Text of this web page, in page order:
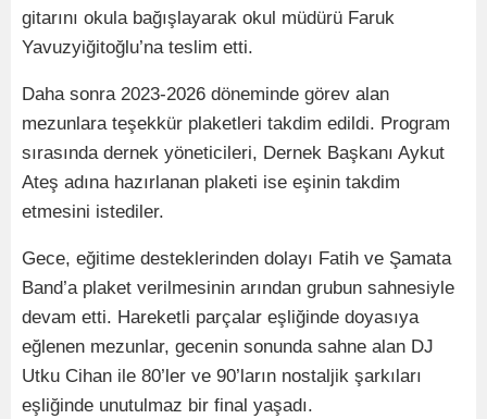
gitarını okula bağışlayarak okul müdürü Faruk
Yavuzyiğitoğlu’na teslim etti.
Daha sonra 2023-2026 döneminde görev alan
mezunlara teşekkür plaketleri takdim edildi. Program
sırasında dernek yöneticileri, Dernek Başkanı Aykut
Ateş adına hazırlanan plaketi ise eşinin takdim
etmesini istediler.
Gece, eğitime desteklerinden dolayı Fatih ve Şamata
Band’a plaket verilmesinin arından grubun sahnesiyle
devam etti. Hareketli parçalar eşliğinde doyasıya
eğlenen mezunlar, gecenin sonunda sahne alan DJ
Utku Cihan ile 80’ler ve 90’ların nostaljik şarkıları
eşliğinde unutulmaz bir final yaşadı.